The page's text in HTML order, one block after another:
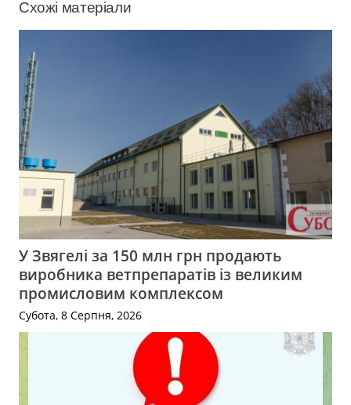
Схожі матеріали
У Звягелі за 150 млн грн продають
виробника ветпрепаратів із великим
промисловим комплексом
Субота, 8 Серпня, 2026